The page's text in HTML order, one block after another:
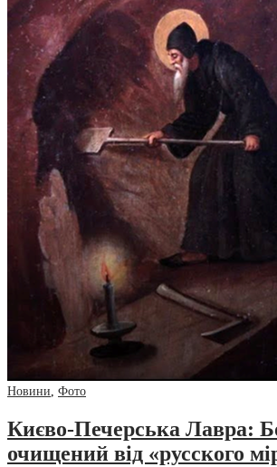
Новини, Фото
Києво-Печерська Лавра:
очищений від «русского